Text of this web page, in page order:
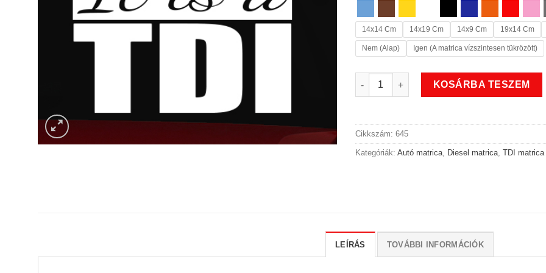
14x14 Cm 14x19 Cm 14x9 Cm 19x14 Cm
Nem (Alap) Igen (A matrica vízszintesen tükrözött)
Yes TDI matrica mennyiség
KOSÁRBA TESZEM
Cikkszám: 645
Kategóriák: Autó matrica, Diesel matrica, TDI matrica
LEÍRÁS TOVÁBBI INFORMÁCIÓK